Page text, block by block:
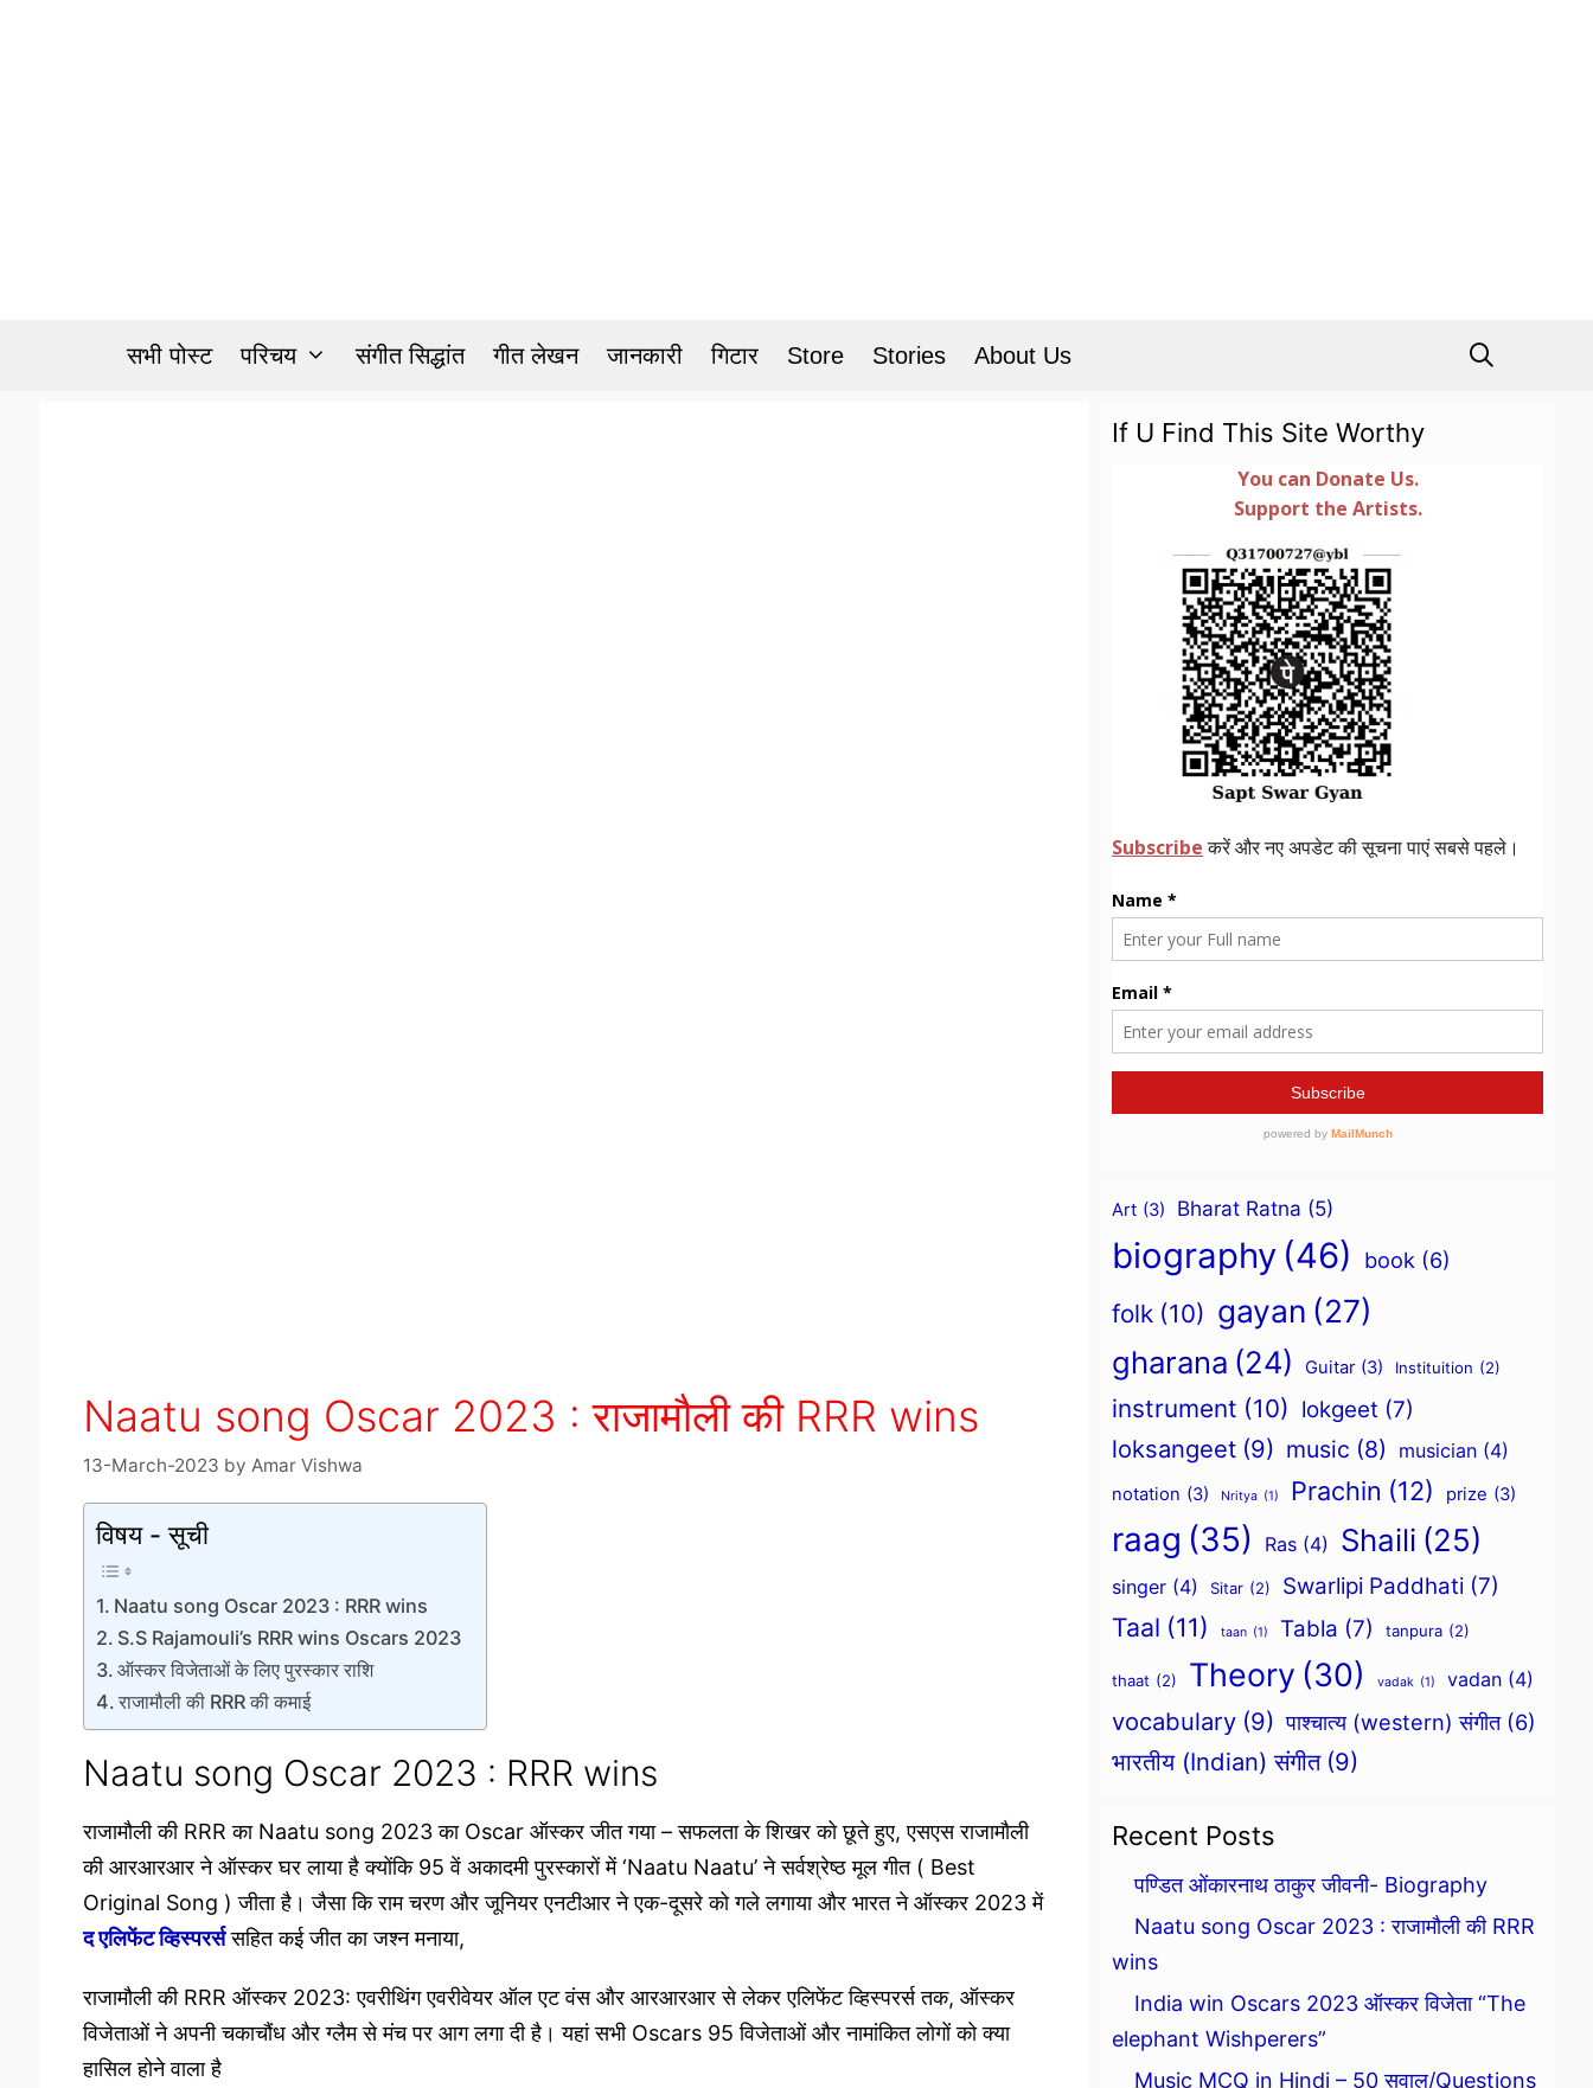
सभी पोस्ट परिचय संगीत सिद्धांत गीत लेखन जानकारी गिटार Store Stories About Us
Naatu song Oscar 2023 : राजामौली की RRR wins
13-March-2023 by Amar Vishwa
विषय - सूची
Naatu song Oscar 2023 : RRR wins
S.S Rajamouli’s RRR wins Oscars 2023
ऑस्कर विजेताओं के लिए पुरस्कार राशि
राजामौली की RRR की कमाई
Naatu song Oscar 2023 : RRR wins
राजामौली की RRR का Naatu song 2023 का Oscar ऑस्कर जीत गया – सफलता के शिखर को छूते हुए, एसएस राजामौली
की आरआरआर ने ऑस्कर घर लाया है क्योंकि 95 वें अकादमी पुरस्कारों में ‘Naatu Naatu’ ने सर्वश्रेष्ठ मूल गीत ( Best
Original Song ) जीता है। जैसा कि राम चरण और जूनियर एनटीआर ने एक-दूसरे को गले लगाया और भारत ने ऑस्कर 2023 में
द एलिफेंट व्हिस्परर्ससहित कई जीत का जश्न मनाया,
राजामौली की RRR ऑस्कर 2023: एवरीथिंग एवरीवेयर ऑल एट वंस और आरआरआर से लेकर एलिफेंट व्हिस्परर्स तक, ऑस्कर
विजेताओं ने अपनी चकाचौंध और ग्लैम से मंच पर आग लगा दी है। यहां सभी Oscars 95 विजेताओं और नामांकित लोगों को क्या
हासिल होने वाला है
If U Find This Site Worthy
Art (3) Bharat Ratna (5)
biography (46) book (6)
folk (10) gayan (27)
gharana (24) Guitar (3) Instituition (2)
instrument (10) lokgeet (7)
loksangeet (9) music (8) musician (4)
notation (3) Nritya (1) Prachin (12) prize (3)
raag (35) Ras (4) Shaili (25)
singer (4) Sitar (2) Swarlipi Paddhati (7)
Taal (11) taan (1) Tabla (7) tanpura (2)
thaat (2) Theory (30) vadak (1) vadan (4)
vocabulary (9) पाश्चात्य (western) संगीत (6)
भारतीय (Indian) संगीत (9)
Recent Posts
पण्डित ओंकारनाथ ठाकुर जीवनी- Biography
Naatu song Oscar 2023 : राजामौली की RRR
wins
India win Oscars 2023 ऑस्कर विजेता “The
elephant Wishperers”
Music MCQ in Hindi – 50 सवाल/Questions